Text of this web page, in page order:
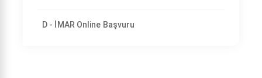
D - İMAR Online Başvuru